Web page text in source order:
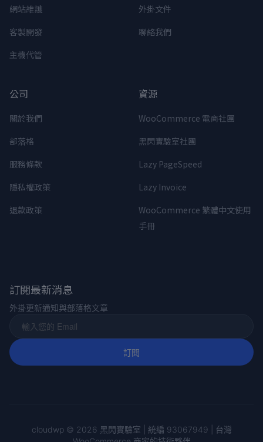
網站維護
客製開發
主機代管
外掛文件
聯絡我們
公司
關於我們
部落格
服務條款
隱私權政策
退款政策
資源
WooCommerce 電商社團
黑閃實驗室社團
Lazy PageSpeed
Lazy Invoice
WooCommerce 繁體中文使用
手冊
訂閱最新消息
外掛更新通知與部落格文章
cloudwp © 2026 黑閃實驗室 | 統編 93067949 | 台灣